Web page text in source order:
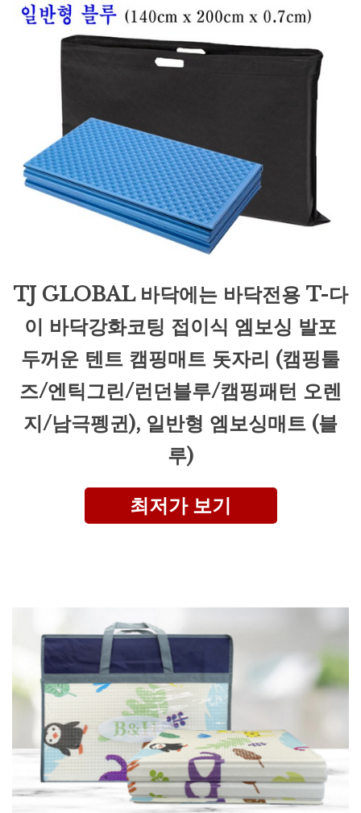
TJ GLOBAL 바닥에는 바닥전용 T-다
이 바닥강화코팅 접이식 엠보싱 발포
두꺼운 텐트 캠핑매트 돗자리 (캠핑툴
즈/엔틱그린/런던블루/캠핑패턴 오렌
지/남극펭귄), 일반형 엠보싱매트 (블
루)
최저가 보기